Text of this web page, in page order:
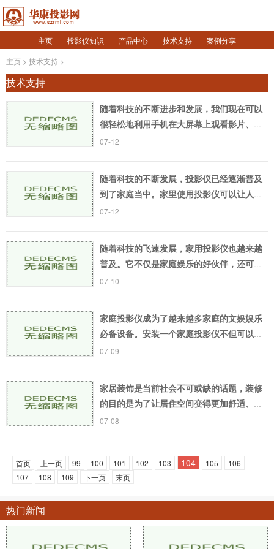
主页 投影仪知识 产品中心 技术支持
案例分享
主页 > 技术支持 >
技术支持
随着科技的不断进步和发展，我们现在可以
很轻松地利用手机在大屏幕上观看影片、看
照片、演示PPT等等。而手机投屏可以更好
07-12
随着科技的不断发展，投影仪已经逐渐普及
到了家庭当中。家里使用投影仪可以让人们
在家里就能享受到院线级别的观影体验。然
07-12
随着科技的飞速发展，家用投影仪也越来越
普及。它不仅是家庭娱乐的好伙伴，还可以
用于商业演示、教育培训等领域。但是，在
07-10
家庭投影仪成为了越来越多家庭的文娱娱乐
必备设备。安装一个家庭投影仪不但可以带
来更加震撼的视觉效果，还可以给我们带来
07-09
家居装饰是当前社会不可或缺的话题，装修
的目的是为了让居住空间变得更加舒适、时
尚、美观。在家庭装修中，投影仪是一个越
07-08
首页 上一页 99 100 101 102 103 104 105
106
107
108 109 下一页 末页
热门新闻